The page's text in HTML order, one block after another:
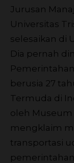
Jurusan
Universitas
selesaikan di
Dia pernah
berusia 27
Termuda di
oleh Museum
mengklaim
transportasi
pemerintahan.